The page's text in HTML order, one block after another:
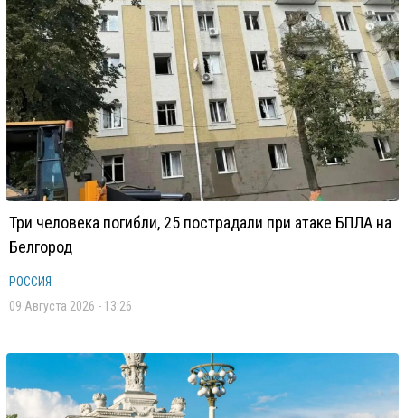
Три человека погибли, 25 пострадали при атаке БПЛА на
Белгород
РОССИЯ
09 Августа 2026 - 13:26